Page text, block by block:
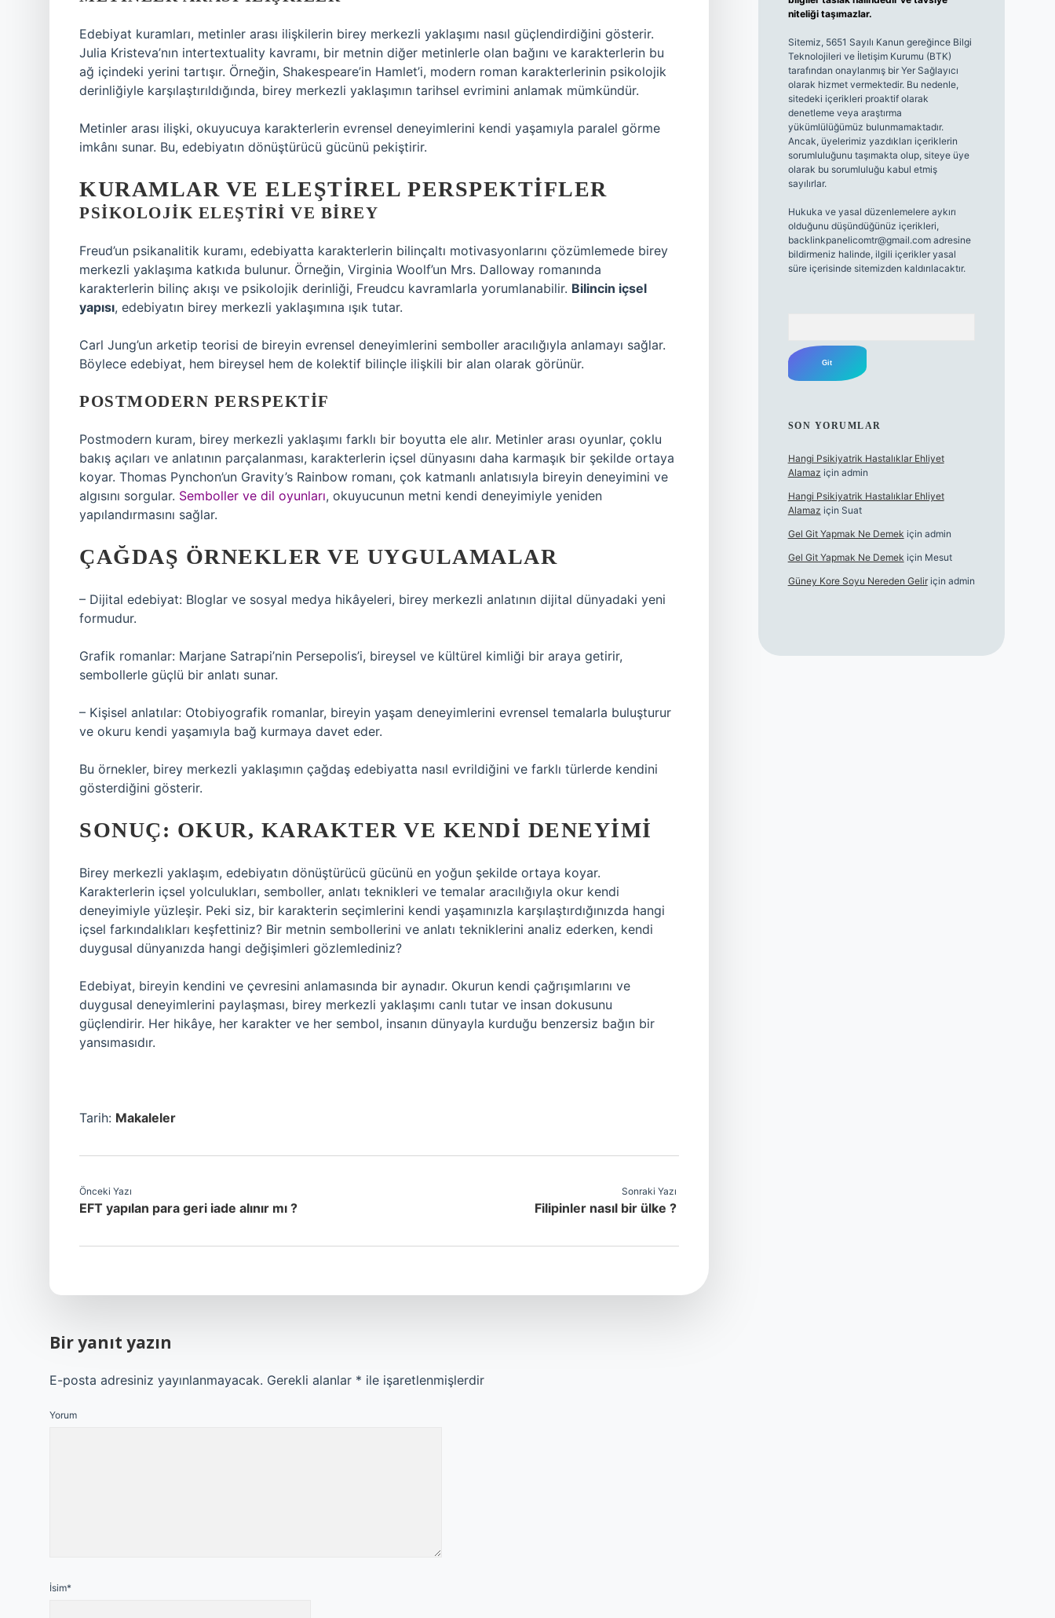
Edebiyat kuramları, metinler arası ilişkilerin birey merkezli yaklaşımı nasıl güçlendirdiğini gösterir.
Julia Kristeva’nın intertextuality kavramı, bir metnin diğer metinlerle olan bağını ve karakterlerin bu
ağ içindeki yerini tartışır. Örneğin, Shakespeare’in Hamlet’i, modern roman karakterlerinin psikolojik
derinliğiyle karşılaştırıldığında, birey merkezli yaklaşımın tarihsel evrimini anlamak mümkündür.
Metinler arası ilişki, okuyucuya karakterlerin evrensel deneyimlerini kendi yaşamıyla paralel görme
imkânı sunar. Bu, edebiyatın dönüştürücü gücünü pekiştirir.
KURAMLAR VE ELEŞTIREL PERSPEKTIFLER
PSIKOLOJIK ELEŞTIRI VE BIREY
Freud’un psikanalitik kuramı, edebiyatta karakterlerin bilinçaltı motivasyonlarını çözümlemede birey
merkezli yaklaşıma katkıda bulunur. Örneğin, Virginia Woolf’un Mrs. Dalloway romanında
karakterlerin bilinç akışı ve psikolojik derinliği, Freudcu kavramlarla yorumlanabilir. Bilincin içsel
yapısı, edebiyatın birey merkezli yaklaşımına ışık tutar.
Carl Jung’un arketip teorisi de bireyin evrensel deneyimlerini semboller aracılığıyla anlamayı sağlar.
Böylece edebiyat, hem bireysel hem de kolektif bilinçle ilişkili bir alan olarak görünür.
POSTMODERN PERSPEKTIF
Postmodern kuram, birey merkezli yaklaşımı farklı bir boyutta ele alır. Metinler arası oyunlar, çoklu
bakış açıları ve anlatının parçalanması, karakterlerin içsel dünyasını daha karmaşık bir şekilde ortaya
koyar. Thomas Pynchon’un Gravity’s Rainbow romanı, çok katmanlı anlatısıyla bireyin deneyimini ve
algısını sorgular. Semboller ve dil oyunları, okuyucunun metni kendi deneyimiyle yeniden
yapılandırmasını sağlar.
ÇAĞDAŞ ÖRNEKLER VE UYGULAMALAR
– Dijital edebiyat: Bloglar ve sosyal medya hikâyeleri, birey merkezli anlatının dijital dünyadaki yeni
formudur.
Grafik romanlar: Marjane Satrapi’nin Persepolis’i, bireysel ve kültürel kimliği bir araya getirir,
sembollerle güçlü bir anlatı sunar.
– Kişisel anlatılar: Otobiyografik romanlar, bireyin yaşam deneyimlerini evrensel temalarla buluşturur
ve okuru kendi yaşamıyla bağ kurmaya davet eder.
Bu örnekler, birey merkezli yaklaşımın çağdaş edebiyatta nasıl evrildiğini ve farklı türlerde kendini
gösterdiğini gösterir.
SONUÇ: OKUR, KARAKTER VE KENDI DENEYIMI
Birey merkezli yaklaşım, edebiyatın dönüştürücü gücünü en yoğun şekilde ortaya koyar.
Karakterlerin içsel yolculukları, semboller, anlatı teknikleri ve temalar aracılığıyla okur kendi
deneyimiyle yüzleşir. Peki siz, bir karakterin seçimlerini kendi yaşamınızla karşılaştırdığınızda hangi
içsel farkındalıkları keşfettiniz? Bir metnin sembollerini ve anlatı tekniklerini analiz ederken, kendi
duygusal dünyanızda hangi değişimleri gözlemlediniz?
Edebiyat, bireyin kendini ve çevresini anlamasında bir aynadır. Okurun kendi çağrışımlarını ve
duygusal deneyimlerini paylaşması, birey merkezli yaklaşımı canlı tutar ve insan dokusunu
güçlendirir. Her hikâye, her karakter ve her sembol, insanın dünyayla kurduğu benzersiz bağın bir
yansımasıdır.
Tarih: Makaleler
Önceki Yazı
EFT yapılan para geri iade alınır mı ?
Sonraki Yazı
Filipinler nasıl bir ülke ?
Bir yanıt yazın
E-posta adresiniz yayınlanmayacak. Gerekli alanlar * ile işaretlenmişlerdir
Yorum
İsim*
niteliği taşımazlar.
Sitemiz, 5651 Sayılı Kanun gereğince Bilgi
Teknolojileri ve İletişim Kurumu (BTK)
tarafından onaylanmış bir Yer Sağlayıcı
olarak hizmet vermektedir. Bu nedenle,
sitedeki içerikleri proaktif olarak
denetleme veya araştırma
yükümlülüğümüz bulunmamaktadır.
Ancak, üyelerimiz yazdıkları içeriklerin
sorumluluğunu taşımakta olup, siteye üye
olarak bu sorumluluğu kabul etmiş
sayılırlar.
Hukuka ve yasal düzenlemelere aykırı
olduğunu düşündüğünüz içerikleri,
backlinkpanelicomtr@gmail.comadresine
bildirmeniz halinde, ilgili içerikler yasal
süre içerisinde sitemizden kaldırılacaktır.
SON YORUMLAR
Hangi Psikiyatrik Hastalıklar Ehliyet
Alamaz için admin
Hangi Psikiyatrik Hastalıklar Ehliyet
Alamaz için Suat
Gel Git Yapmak Ne Demek için admin
Gel Git Yapmak Ne Demek için Mesut
Güney Kore Soyu Nereden Geliriçin admin